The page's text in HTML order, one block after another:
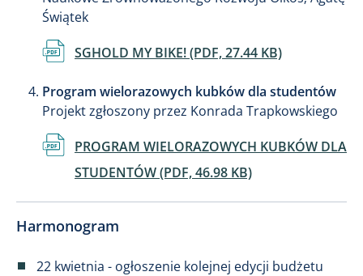
Świątek
DokumentSGHOLD MY BIKE! (PDF, 27.44 KB)
Program wielorazowych kubków dla studentów
Projekt zgłoszony przez Konrada Trapkowskiego
DokumentPROGRAM WIELORAZOWYCH KUBKÓW DLA
STUDENTÓW (PDF, 46.98 KB)
Harmonogram
22 kwietnia - ogłoszenie kolejnej edycji budżetu